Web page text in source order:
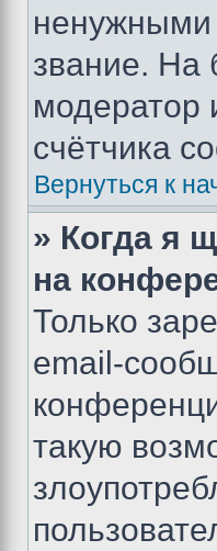
ненужными
звание. На
модератор
счётчика
Вернуться к
» Когда я
на
Только
email-
такую